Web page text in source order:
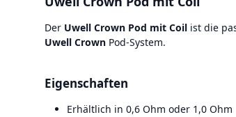
Der Uwell Crown Pod mit Coil ist die
Uwell Crown Pod-System.
Eigenschaften
Erhältlich in 0,6 Ohm oder 1,0 Ohm